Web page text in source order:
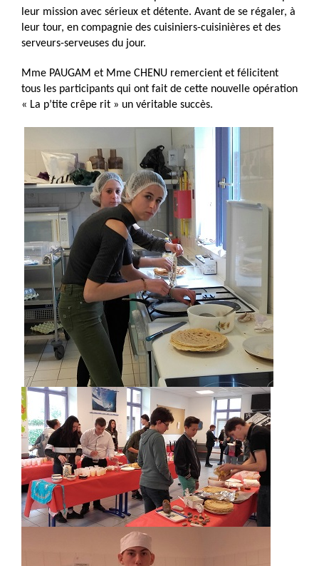
leur mission avec sérieux et détente. Avant de se régaler, à
leur tour, en compagnie des cuisiniers-cuisinières et des
serveurs-serveuses du jour.
Mme PAUGAM et Mme CHENU remercient et félicitent
tous les participants qui ont fait de cette nouvelle opération
« La p’tite crêpe rit » un véritable succès.